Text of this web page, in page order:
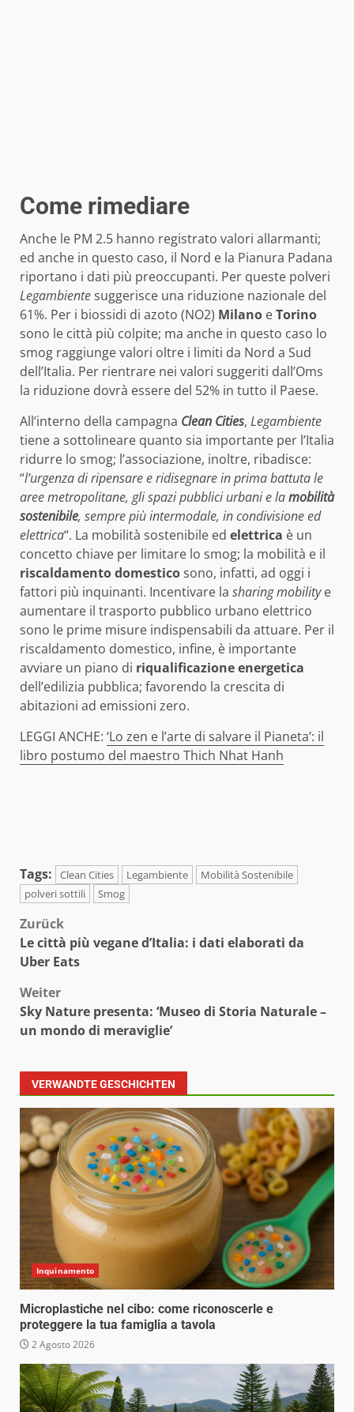
Come rimediare
Anche le PM 2.5 hanno registrato valori allarmanti;
ed anche in questo caso, il Nord e la Pianura Padana
riportano i dati più preoccupanti. Per queste polveri
Legambientesuggerisce una riduzione nazionale del
61%. Per i biossidi di azoto (NO2) Milano eTorino
sono le città più colpite; ma anche in questo caso lo
smog raggiunge valori oltre i limiti da Nord a Sud
dell’Italia. Per rientrare nei valori suggeriti dall’Oms
la riduzione dovrà essere del 52% in tutto il Paese.
All’interno della campagna Clean Cities, Legambiente
tiene a sottolineare quanto sia importante per l’Italia
ridurre lo smog; l’associazione, inoltre, ribadisce:
“l’urgenza di ripensare e ridisegnare in prima battuta le
aree metropolitane, gli spazi pubblici urbani e lamobilità
sostenibile, sempre più intermodale, in condivisione ed
elettrica“. La mobilità sostenibile ed elettrica è un
concetto chiave per limitare lo smog; la mobilità e il
riscaldamento domesticosono, infatti, ad oggi i
fattori più inquinanti. Incentivare la sharing mobilitye
aumentare il trasporto pubblico urbano elettrico
sono le prime misure indispensabili da attuare. Per il
riscaldamento domestico, infine, è importante
avviare un piano di riqualificazione energetica
dell’edilizia pubblica; favorendo la crescita di
abitazioni ad emissioni zero.
LEGGI ANCHE: ‘Lo zen e l’arte di salvare il Pianeta’: il
libro postumo del maestro Thich Nhat Hanh
Tags: Clean Cities Legambiente
Mobilità Sostenibile
polveri sottili
Smog
Beitragsnavigation
Zurück
Le città più vegane d’Italia: i dati elaborati da
Uber Eats
Weiter
Sky Nature presenta: ‘Museo di Storia Naturale –
un mondo di meraviglie’
VERWANDTE GESCHICHTEN
Inquinamento
Microplastiche nel cibo: come riconoscerle e
proteggere la tua famiglia a tavola
2 Agosto 2026